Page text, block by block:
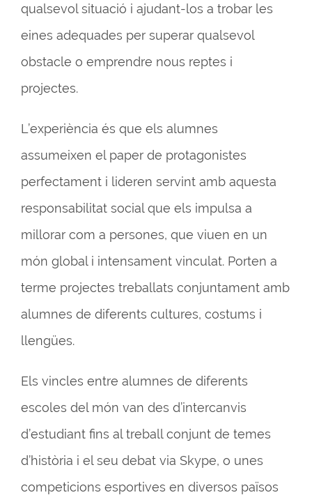
qualsevol situació i ajudant-los a trobar les
eines adequades per superar qualsevol
obstacle o emprendre nous reptes i
projectes.
L’experiència és que els alumnes
assumeixen el paper de protagonistes
perfectament i lideren servint amb aquesta
responsabilitat social que els impulsa a
millorar com a persones, que viuen en un
món global i intensament vinculat. Porten a
terme projectes treballats conjuntament amb
alumnes de diferents cultures, costums i
llengües.
Els vincles entre alumnes de diferents
escoles del món van des d’intercanvis
d’estudiant fins al treball conjunt de temes
d’història i el seu debat via Skype, o unes
competicions esportives en diversos països